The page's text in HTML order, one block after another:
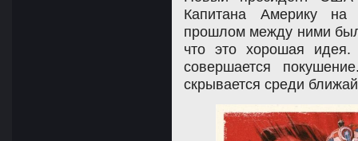
Капитана Америку
прошлом между ними
что это хорошая
совершается
скрывается среди